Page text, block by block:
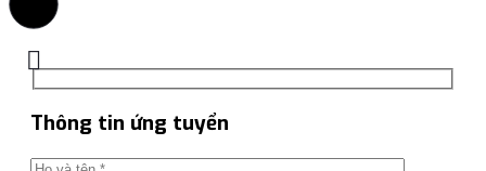
Thông tin ứng tuyển